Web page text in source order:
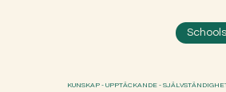
KUNSKAP - UPPTÄCKANDE -